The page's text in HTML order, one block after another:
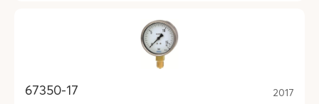
67350-17 2017